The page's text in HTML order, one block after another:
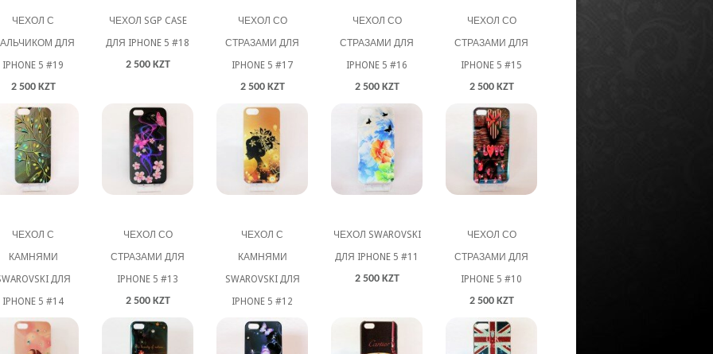
ЧЕХОЛ С
ДЛЯ
IPHONE 5 #19
2 500 KZT
ЧЕХОЛ SGP CASE
ДЛЯ IPHONE 5 #18
2 500 KZT
ЧЕХОЛ СО
СТРАЗАМИ ДЛЯ
IPHONE 5 #17
2 500 KZT
ЧЕХОЛ СО
СТРАЗАМИ ДЛЯ
IPHONE 5 #16
2 500 KZT
ЧЕХОЛ СО
СТРАЗАМИ ДЛЯ
IPHONE 5 #15
2 500 KZT
ЧЕХОЛ С
КАМНЯМИ
ДЛЯ
IPHONE 5 #14
3 000 KZT
ЧЕХОЛ СО
СТРАЗАМИ ДЛЯ
IPHONE 5 #13
2 500 KZT
ЧЕХОЛ С
КАМНЯМИ
SWAROVSKI ДЛЯ
IPHONE 5 #12
3 000 KZT
ЧЕХОЛ SWAROVSKI
ДЛЯ IPHONE 5 #11
2 500 KZT
ЧЕХОЛ СО
СТРАЗАМИ ДЛЯ
IPHONE 5 #10
2 500 KZT